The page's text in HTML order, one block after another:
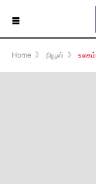
☰
Home 》 நியூஸ் 》 உலகம்